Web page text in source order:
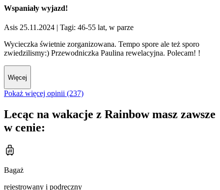
Wspaniały wyjazd!
Asis 25.11.2024
| Tagi: 46-55 lat, w parze
Wycieczka świetnie zorganizowana. Tempo spore ale też sporo
zwiedzilismy:) Przewodniczka Paulina rewelacyjna. Polecam! !
Więcej
Pokaż więcej opinii (237)
Lecąc na wakacje z Rainbow masz zawsze
w cenie:
Bagaż
rejestrowany i podręczny